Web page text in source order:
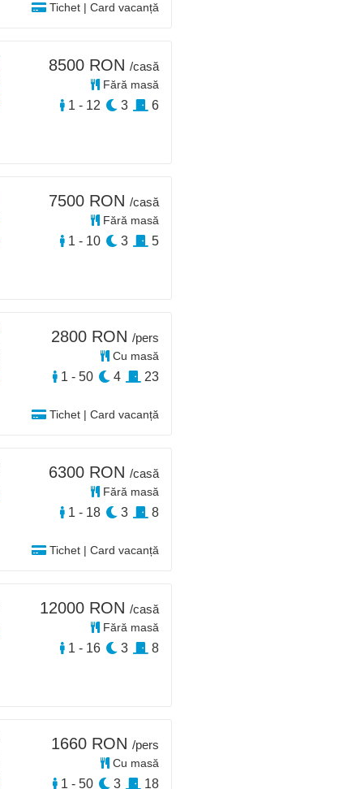
Tichet | Card vacanță
8500 RON /casă
Fără masă
1 - 12 3 6
7500 RON /casă
Fără masă
1 - 10 3 5
Tichet | Card vacanță
2800 RON /pers
Cu masă
1 - 50 4 23
Tichet | Card vacanță
6300 RON /casă
Fără masă
1 - 18 3 8
12000 RON /casă
Fără masă
1 - 16 3 8
1660 RON /pers
Cu masă
1 - 50 3 18